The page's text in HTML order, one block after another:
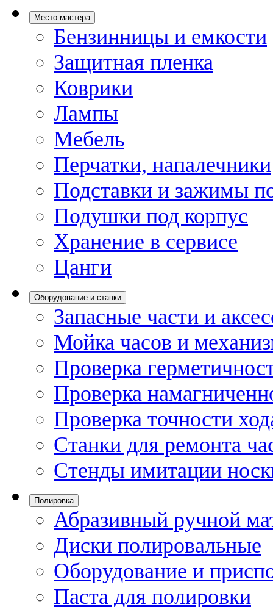
Место мастера
Бензинницы и емкости
Защитная пленка
Коврики
Лампы
Мебель
Перчатки, напалечники
Подставки и зажимы
Подушки под корпус
Хранение в сервисе
Цанги
Оборудование и станки
Запасные части и
Мойка часов и
Проверка
Проверка
Проверка точности
Станки для ремонта
Стенды имитации
Полировка
Абразивный ручной
Диски полировальные
Оборудование и
Паста для полировки